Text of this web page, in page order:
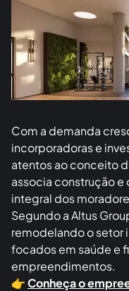
Com a demanda
incorporadoras e
atentos ao conceito
associa construção e
integral dos
Segundo a Altus
remodelando o setor
focados em saúde e
empreendimentos.
👉Conheça o